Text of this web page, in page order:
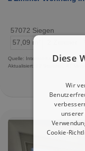
57072 Siegen
57,09 m²
Quelle: Internet-Kleinanzeigen
Aktualisiert: 12 Stunden, 47
Diese
Wir
Cookie-